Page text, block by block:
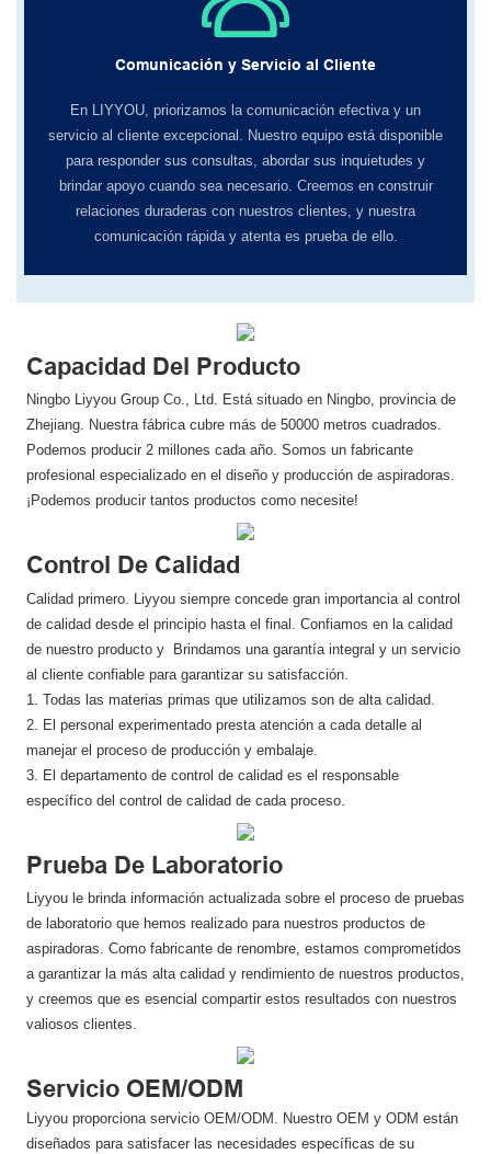
Comunicación y Servicio al Cliente
En LIYYOU, ​​priorizamos la comunicación efectiva y un
servicio al cliente excepcional. Nuestro equipo está disponible
para responder sus consultas, abordar sus inquietudes y
brindar apoyo cuando sea necesario. Creemos en construir
relaciones duraderas con nuestros clientes, y nuestra
comunicación rápida y atenta es prueba de ello.
Capacidad Del Producto
Ningbo Liyyou Group Co., Ltd. Está situado en Ningbo, provincia de
Zhejiang. Nuestra fábrica cubre más de 50000 metros cuadrados.
Podemos producir 2 millones cada año. Somos un fabricante
profesional especializado en el diseño y producción de aspiradoras.
¡Podemos producir tantos productos como necesite!
Control De Calidad
Calidad primero. Liyyou siempre concede gran importancia al control
de calidad desde el principio hasta el final. Confiamos en la calidad
de nuestro producto y Brindamos una garantía integral y un servicio
al cliente confiable para garantizar su satisfacción.
1. Todas las materias primas que utilizamos son de alta calidad.
2. El personal experimentado presta atención a cada detalle al
manejar el proceso de producción y embalaje.
3. El departamento de control de calidad es el responsable
específico del control de calidad de cada proceso.
Prueba De Laboratorio
Liyyou le brinda información actualizada sobre el proceso de pruebas
de laboratorio que hemos realizado para nuestros productos de
aspiradoras. Como fabricante de renombre, estamos comprometidos
a garantizar la más alta calidad y rendimiento de nuestros productos,
y creemos que es esencial compartir estos resultados con nuestros
valiosos clientes.
Servicio OEM/ODM
Liyyou proporciona servicio OEM/ODM. Nuestro OEM y ODM están
diseñados para satisfacer las necesidades específicas de su